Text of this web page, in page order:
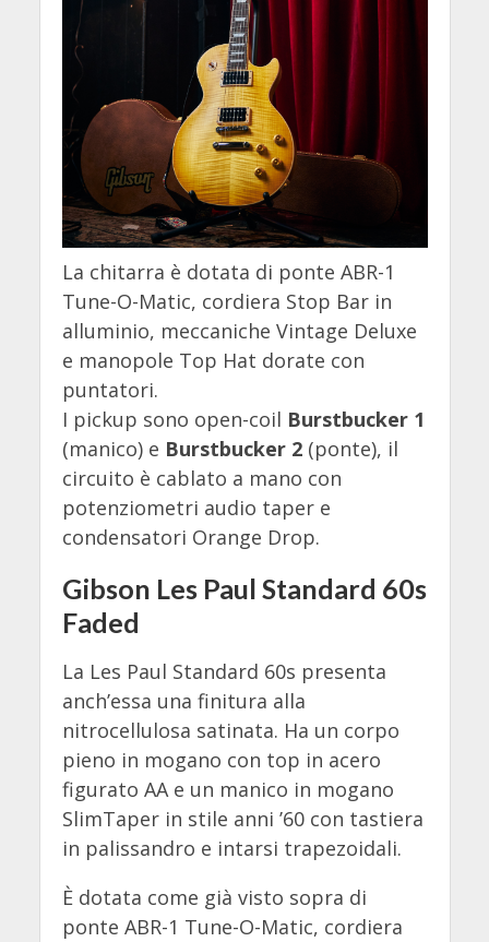
La chitarra è dotata di ponte ABR-1
Tune-O-Matic, cordiera Stop Bar in
alluminio, meccaniche Vintage Deluxe
e manopole Top Hat dorate con
puntatori.
I pickup sono open-coil Burstbucker 1
(manico) e Burstbucker 2(ponte), il
circuito è cablato a mano con
potenziometri audio taper e
condensatori Orange Drop.
Gibson Les Paul Standard 60s
Faded
La Les Paul Standard 60s presenta
anch’essa una finitura alla
nitrocellulosa satinata. Ha un corpo
pieno in mogano con top in acero
figurato AA e un manico in mogano
SlimTaper in stile anni ’60 con tastiera
in palissandro e intarsi trapezoidali.
È dotata come già visto sopra di
ponte ABR-1 Tune-O-Matic, cordiera